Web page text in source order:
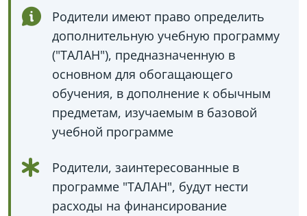
Родители имеют право определить
дополнительную учебную программу
("ТАЛАН"), предназначенную в
основном для обогащающего
обучения, в дополнение к обычным
предметам, изучаемым в базовой
учебной программе
Родители, заинтересованные в
программе "ТАЛАН", будут нести
расходы на финансирование